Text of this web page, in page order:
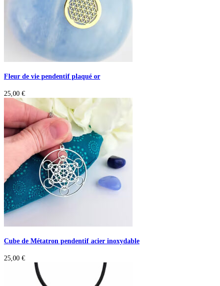
Fleur de vie pendentif plaqué or
25,00 €
Cube de Métatron pendentif acier inoxydable
25,00 €